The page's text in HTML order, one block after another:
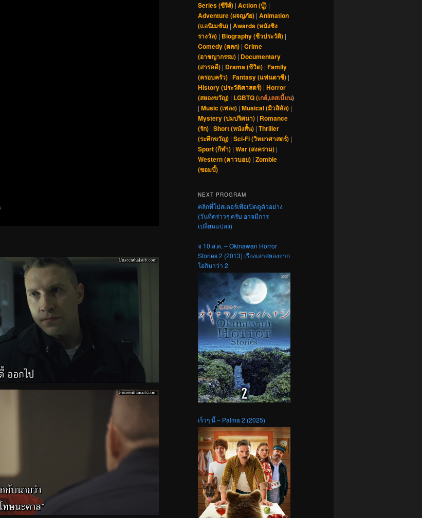
Series (ซีรีส์) | Action (บู๊) |
Adventure (ผจญภัย) | Animation
(แอนิเมชัน) | Awards (หนังชิง
รางวัล) | Biography (ชีวประวัติ) |
Comedy (ตลก) | Crime
(อาชญากรรม) | Documentary
(สารคดี) | Drama (ชีวิต) | Family
(ครอบครัว) | Fantasy (แฟนตาซี) |
History (ประวัติศาสตร์) | Horror
(สยองขวัญ) | LGBTQ (เกย์,เลสเบี้ยน)
| Music (เพลง) | Musical (มิวสิคัล) |
Mystery (ปมปริศนา) | Romance
(รัก) | Short (หนังสั้น) | Thriller
(ระทึกขวัญ) | Sci-Fi (วิทยาศาสตร์) |
Sport (กีฬา) | War (สงคราม) |
Western (คาวบอย) | Zombie
(ซอมบี้)
NEXT PROGRAM
คลิกที่โปสเตอร์เพื่อเปิดดูตัวอย่าง
(วันที่คร่าวๆ ครับ อาจมีการ
เปลี่ยนแปลง)
จ 10 ส.ค. – Okinawan Horror
Stories 2 (2013) เรื่องเล่าสยองจาก
โอกินาว่า 2
เร็วๆ นี้ – Palma 2 (2025)